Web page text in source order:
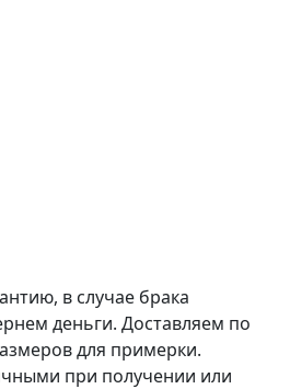
в случае брака
деньги. Доставляем по
для примерки.
при получении или